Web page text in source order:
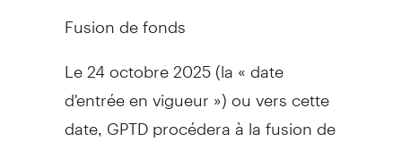
Fusion de fonds
Le 24 octobre 2025 (la « date
d'entrée en vigueur ») ou vers cette
date, GPTD procédera à la fusion de